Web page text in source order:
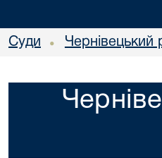
Суди • Чернівецький